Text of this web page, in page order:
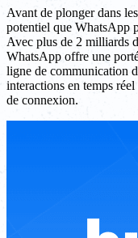
Avant de plonger dans
potentiel que WhatsApp
Avec plus de 2 milliards
WhatsApp offre une
ligne de communication
interactions en temps
de connexion.